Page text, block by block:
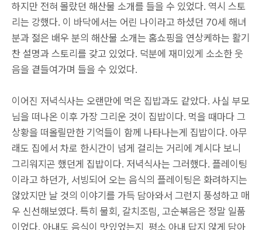
하지만 전혀 몰랐던 해산물 소개를 들을 수 있었다. 역시 스토
리는 강했다. 이 바닥에서는 어린 나이라고 하셨던 70세 해녀
분과 젊은 배우 분의 해산물 소개는 홈쇼핑을 연상케하는 활기
찬 설명과 스토리를 갖고 있었다. 덕분에 재미있게 소소한 웃
음을 곁들여가며 들을 수 있었다.
이어진 저녁식사는 오랜만에 먹은 집밥과도 같았다. 사실 부모
님을 떠나온 이후 가장 그리운 것이 집밥이다. 먹을 때마다 그
상황을 떠올릴만한 기억들이 함께 나타나는게 집밥이다. 아무
래도 집에서 차로 한시간이 넘게 걸리는 거리에 계시다 보니
그리워지곤 했던게 집밥이다. 저녁식사는 그러했다. 플레이팅
이라고 하던가, 서빙되어 오는 음식의 플레이팅은 화려하지는
않았지만 날 것의 이야기를 가득 담아와서 그런지 풍성하고 매
우 신선해보였다. 특히 물회, 갈치조림, 고순볶음은 정말 일품
이었다. 아내도 음식이 맛있었는지, 평소 아내 답지 않게 담아